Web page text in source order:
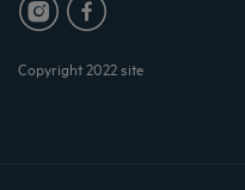
Copyright 2022 site